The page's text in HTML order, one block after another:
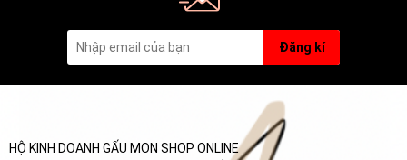
Đăng kí
HỘ KINH DOANH GẤU MON SHOP ONLINE